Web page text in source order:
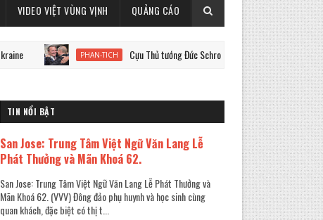
VIDEO VIỆT VÙNG VỊNH QUẢNG CÁO
PHAN-TICH Cựu Thủ tướng Đức Schroeder và chiến tranh Ukraine
TIN NỔI BẬT
San Jose: Trung Tâm Việt Ngữ Văn Lang Lễ
Phát Thưởng và Mãn Khoá 62.
San Jose: Trung Tâm Việt Ngữ Văn Lang Lễ Phát Thưởng và
Mãn Khoá 62. (VVV) Đông đảo phụ huynh và học sinh cùng
quan khách, đặc biệt có thị t...